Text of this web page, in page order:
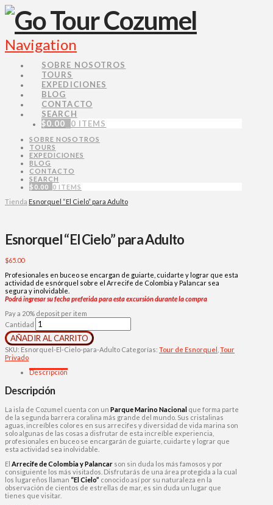
Navigation
SOBRE NOSOTROS
TOURS
EXPEDICIONES
BLOG
CONTACTO
SEARCH
$0.00 0 ITEMS
SOBRE NOSOTROS
TOURS
EXPEDICIONES
BLOG
CONTACTO
SEARCH
$ 0.00
0 ITEMS
Tienda Esnorquel “El Cielo” para Adulto
Esnorquel “El Cielo” para Adulto
$65.00
Profesionales en buceo se encargan de guiarte, cuidarte y lograr que esta
actividad de esnórquel sobre el Arrecife de Colombia y Palancar sea
segura y inolvidable.
Podrá ingresar su fecha preferida para esta excursión durante la compra
Pay a 20% deposit per item
Cantidad
AÑADIR AL CARRITO
SKU: Esnorquel-El-Cielo-para-Adulto Categorías: Tour de Esnorquel
Tour
Privado
Descripción
Descripción
La isla de Cozumel cuenta con un Parque Marino Nacional que forma parte
de la segunda barrera coralina más grande del mundo. Sus cristalinas
aguas, increíbles colores en sus arrecifes y diversidad de vida marina son
solo algunas de las cosas a disfrutar de esta increíble experiencia,
profesionales en buceo se encargarán de guiarte, cuidarte y lograr que
esta actividad sea inolvidable.
El Arrecife de Colombia y Palancar son sin duda los más famosos y por
consiguiente los más visitados. Disfrutarás de una área protegida a la cual
los lugareños llaman “El Cielo” conocido así por su naturaleza en la
observación de cientos de estrellas de mar, es sin duda un lugar que
tienes que visitar.